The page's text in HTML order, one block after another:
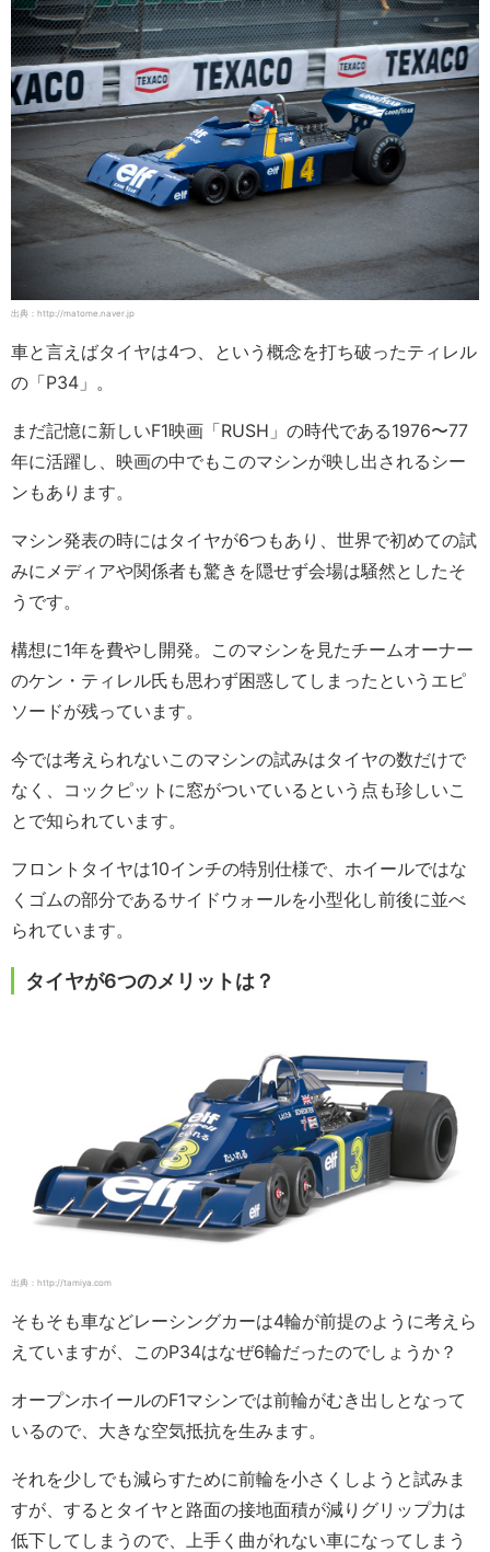
出典：http://matome.naver.jp
車と言えばタイヤは4つ、という概念を打ち破ったティレル
の「P34」。
まだ記憶に新しいF1映画「RUSH」の時代である1976〜77
年に活躍し、映画の中でもこのマシンが映し出されるシー
ンもあります。
マシン発表の時にはタイヤが6つもあり、世界で初めての試
みにメディアや関係者も驚きを隠せず会場は騒然としたそ
うです。
構想に1年を費やし開発。このマシンを見たチームオーナー
のケン・ティレル氏も思わず困惑してしまったというエピ
ソードが残っています。
今では考えられないこのマシンの試みはタイヤの数だけで
なく、コックピットに窓がついているという点も珍しいこ
とで知られています。
フロントタイヤは10インチの特別仕様で、ホイールではな
くゴムの部分であるサイドウォールを小型化し前後に並べ
られています。
タイヤが6つのメリットは？
出典：http://tamiya.com
そもそも車などレーシングカーは4輪が前提のように考えら
えていますが、このP34はなぜ6輪だったのでしょうか？
オープンホイールのF1マシンでは前輪がむき出しとなって
いるので、大きな空気抵抗を生みます。
それを少しでも減らすために前輪を小さくしようと試みま
すが、するとタイヤと路面の接地面積が減りグリップ力は
低下してしまうので、上手く曲がれない車になってしまう